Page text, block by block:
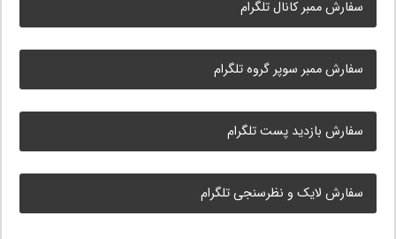
سفارش ممبر کانال تلگرام
سفارش ممبر سوپر گروه تلگرام
سفارش بازدید پست تلگرام
سفارش لایک و نظرسنجی تلگرام